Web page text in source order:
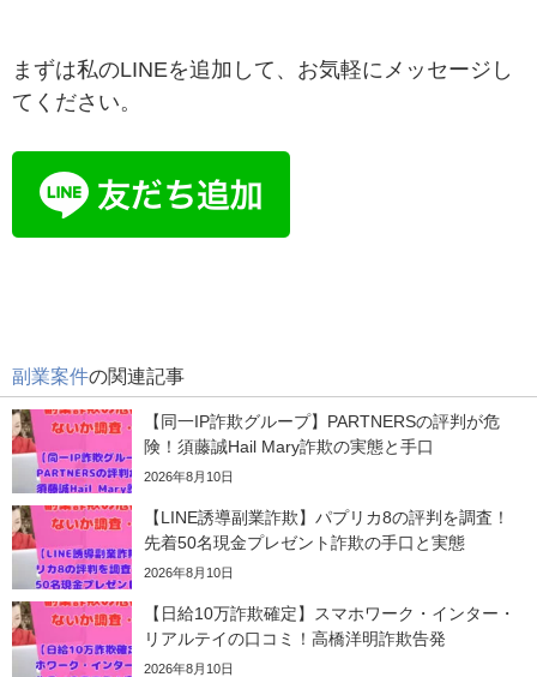
まずは私のLINEを追加して、お気軽にメッセージし
てください。
副業案件の関連記事
【同一IP詐欺グループ】PARTNERSの評判が危
険！須藤誠Hail Mary詐欺の実態と手口
2026年8月10日
【LINE誘導副業詐欺】パプリカ8の評判を調査！
先着50名現金プレゼント詐欺の手口と実態
2026年8月10日
【日給10万詐欺確定】スマホワーク・インター・
リアルテイの口コミ！高橋洋明詐欺告発
2026年8月10日